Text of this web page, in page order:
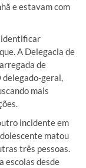
e estavam com
identificar
A Delegacia de
de
delegado-geral,
mais
incidente em
matou
três pessoas.
escolas desde